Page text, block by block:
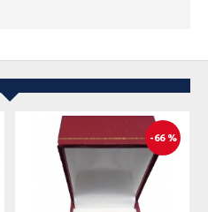
-66 %